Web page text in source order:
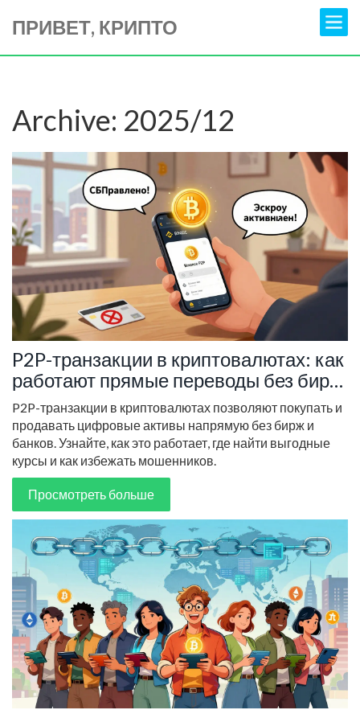
ПРИВЕТ, КРИПТО
Archive: 2025/12
P2P-транзакции в криптовалютах: как
работают прямые переводы без бирж
и банков
P2P-транзакции в криптовалютах позволяют покупать и
продавать цифровые активы напрямую без бирж и
банков. Узнайте, как это работает, где найти выгодные
курсы и как избежать мошенников.
Просмотреть больше